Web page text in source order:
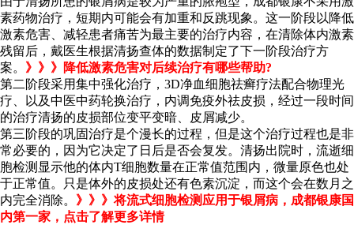
素药物治疗，短期内可能会有加重和反跳现象。这一阶段以降低
激素危害、减轻患者痛苦为最主要的治疗内容，在清除体内激素
残留后，戴医生根据清扬查体的数据制定了下一阶段治疗方
案。 》》》降低激素危害对后续治疗有哪些帮助?
第二阶段采用集中强化治疗，3D净血细胞祛癣疗法配合物理光
疗、以及中医中药轮换治疗，内调免疫外祛皮损，经过一段时间
的治疗清扬的皮损部位变平变暗、皮屑减少。
第三阶段的巩固治疗是个漫长的过程，但是这个治疗过程也是非
常必要的，因为它决定了日后是否会复发。清扬出院时，流逝细
胞检测显示他的体内T细胞数量在正常值范围内，微量原色也处
于正常值。只是体外的皮损处还有色素沉淀，而这个会在数月之
内完全消除。 》》》将流式细胞检测应用于银屑病，成都银康国
内第一家，点击了解更多详情